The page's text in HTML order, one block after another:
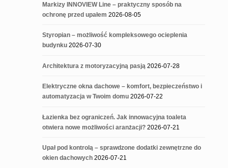
Markizy INNOVIEW Line – praktyczny sposób na
ochronę przed upałem 2026-08-05
Styropian – możliwość kompleksowego ocieplenia
budynku 2026-07-30
Architektura z motoryzacyjną pasją 2026-07-28
Elektryczne okna dachowe – komfort, bezpieczeństwo i
automatyzacja w Twoim domu 2026-07-22
Łazienka bez ograniczeń. Jak innowacyjna toaleta
otwiera nowe możliwości aranżacji? 2026-07-21
Upał pod kontrolą – sprawdzone dodatki zewnętrzne do
okien dachowych 2026-07-21